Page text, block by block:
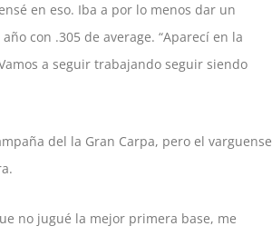
en eso. Iba a por lo menos dar un
con .305 de average. “Aparecí en la
a seguir trabajando seguir siendo
del la Gran Carpa, pero el varguense
no jugué la mejor primera base, me